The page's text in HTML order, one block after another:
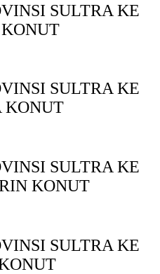
SULTRA KE
SULTRA KE
KONUT
SULTRA KE
KONUT
SULTRA KE